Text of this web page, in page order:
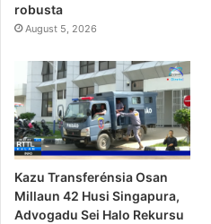
robusta
August 5, 2026
Kazu Transferénsia Osan
Millaun 42 Husi Singapura,
Advogadu Sei Halo Rekursu